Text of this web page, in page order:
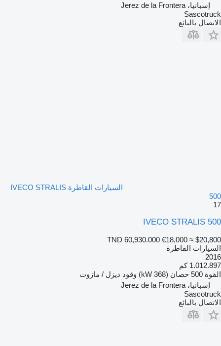
إسبانيا، Jerez de la Frontera
Sascotruck
الاتصال بالبائع
السيارات القاطرة IVECO STRALIS
500
17
IVECO STRALIS 500
TND 60,930.000 €18,000 ≈ $20,800
السيارات القاطرة
2016
1.012.897 كم
القوة 500 حصان (368 kW) وقود ديزل / مازوت
إسبانيا، Jerez de la Frontera
Sascotruck
الاتصال بالبائع